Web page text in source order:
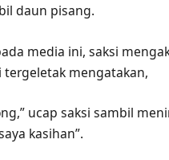
daun pisang.
media ini, saksi
mengatakan,
ucap saksi sambil
kasihan”.